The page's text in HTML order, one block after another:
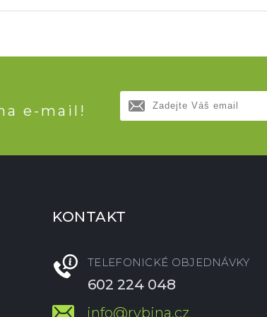
e-mail!
KONTAKT
TELEFONICKÉ OBJEDNÁVKY
602 224 048
info@rybina.cz